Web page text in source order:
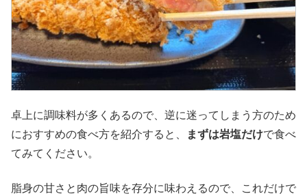
卓上に調味料が多くあるので、逆に迷ってしまう方のため
におすすめの食べ方を紹介すると、
まずは岩塩だけで食べ
てみてください。
脂身の甘さと肉の旨味を存分に味わえるので、これだけで